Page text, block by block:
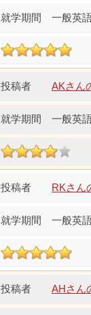
一般英
AKさん
一般英
RKさん
一般英
AHさん